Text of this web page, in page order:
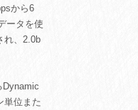
から6
ータを使
れ、2.0b
Dynamic
単位また